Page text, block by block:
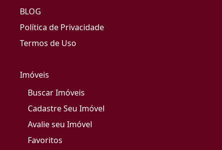
BLOG
Política de Privacidade
Termos de Uso
Imóveis
Buscar Imóveis
Cadastre Seu Imóvel
Avalie seu Imóvel
Favoritos